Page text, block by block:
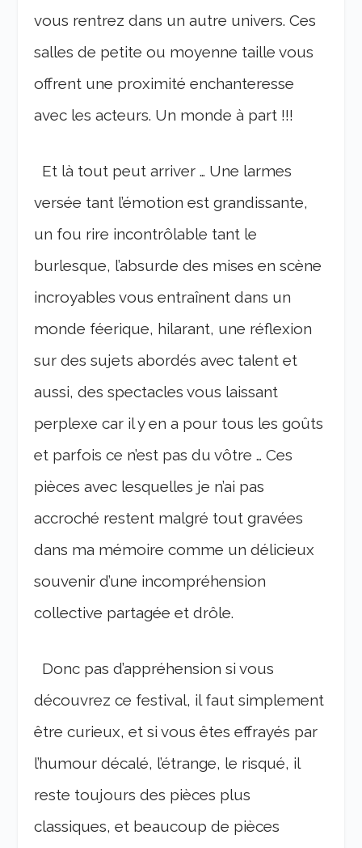
vous rentrez dans un autre univers. Ces
salles de petite ou moyenne taille vous
offrent une proximité enchanteresse
avec les acteurs. Un monde à part !!!
Et là tout peut arriver … Une larmes
versée tant l’émotion est grandissante,
un fou rire incontrôlable tant le
burlesque, l’absurde des mises en scène
incroyables vous entraînent dans un
monde féerique, hilarant, une réflexion
sur des sujets abordés avec talent et
aussi, des spectacles vous laissant
perplexe car il y en a pour tous les goûts
et parfois ce n’est pas du vôtre … Ces
pièces avec lesquelles je n’ai pas
accroché restent malgré tout gravées
dans ma mémoire comme un délicieux
souvenir d’une incompréhension
collective partagée et drôle.
Donc pas d’appréhension si vous
découvrez ce festival, il faut simplement
être curieux, et si vous êtes effrayés par
l’humour décalé, l’étrange, le risqué, il
reste toujours des pièces plus
classiques, et beaucoup de pièces